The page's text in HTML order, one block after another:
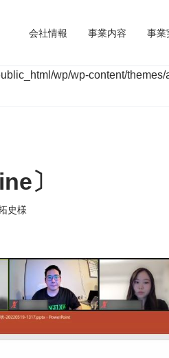
会社情報 事業内容 事業
wp/wp-content/themes/
〕
史様